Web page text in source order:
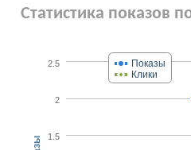
Статистика показов
Показы
Клики
1.5
2
2.5